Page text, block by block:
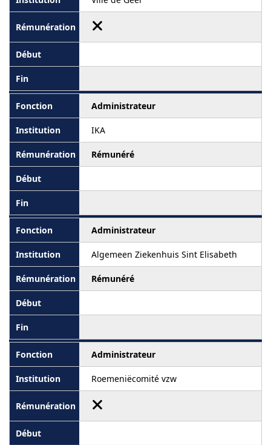
Administrateur
IKA
Rémunéré
Administrateur
Algemeen Ziekenhuis Sint Elisabeth
Rémunéré
Administrateur
Roemeniëcomité vzw